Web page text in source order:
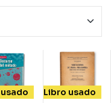
Libro usado